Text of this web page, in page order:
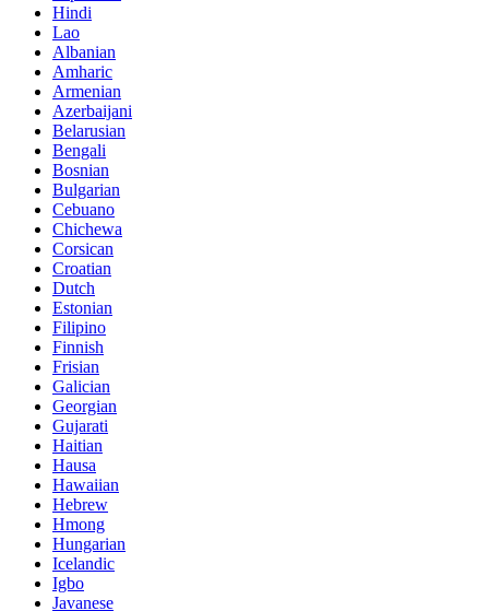
Hindi
Lao
Albanian
Amharic
Armenian
Azerbaijani
Belarusian
Bengali
Bosnian
Bulgarian
Cebuano
Chichewa
Corsican
Croatian
Dutch
Estonian
Filipino
Finnish
Frisian
Galician
Georgian
Gujarati
Haitian
Hausa
Hawaiian
Hebrew
Hmong
Hungarian
Icelandic
Igbo
Javanese